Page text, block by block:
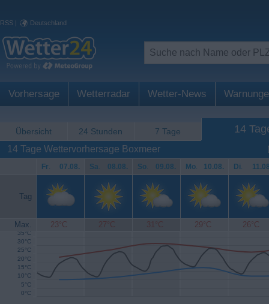
RSS | Deutschland
Vorhersage Wetterradar Wetter-News
Übersicht 24 Stunden 7 Tage 14
14 Tage Wettervorhersage Boxmeer
Fr. 07.08. Sa. 08.08. So. 09.08. Mo. 10.08. Di.
Tag
Max. 23°C 27°C 31°C 29°C 26°C
0°C
5°C
10°C
15°C
20°C
25°C
30°C
35°C